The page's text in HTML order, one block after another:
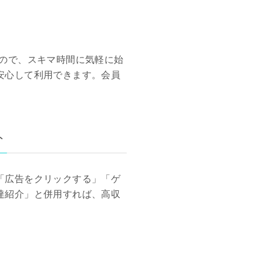
で、スキマ時間に気軽に始
して利用できます。会員
広告をクリックする」「ゲ
介」と併用すれば、高収